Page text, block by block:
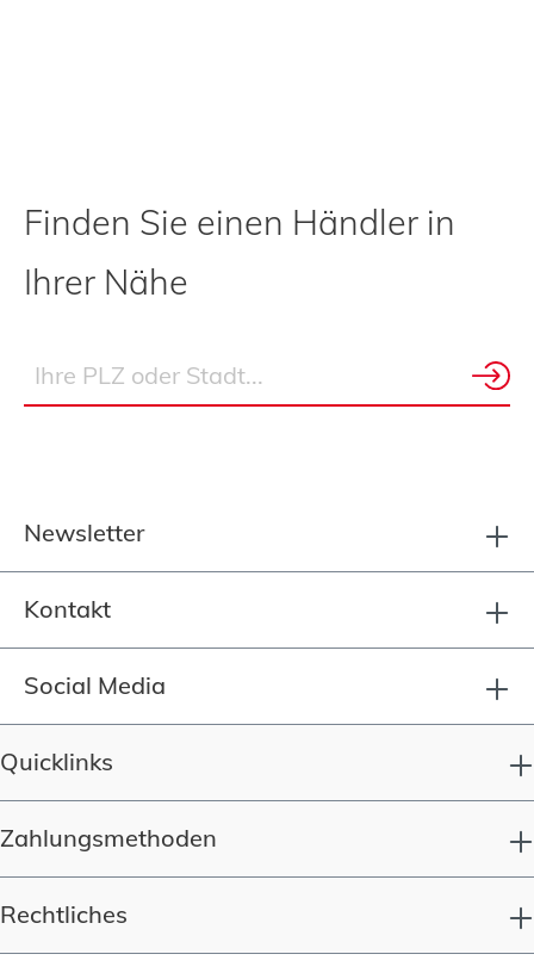
Finden Sie einen Händler in
Ihrer Nähe
Newsletter
Kontakt
Social Media
Quicklinks
Zahlungsmethoden
Rechtliches